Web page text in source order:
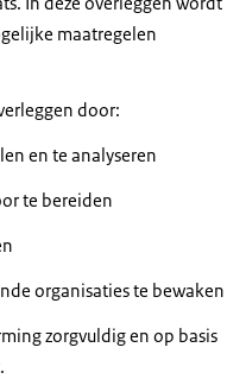
maatregelen
door:
en te analyseren
te bereiden
organisaties te bewaken
zorgvuldig en op basis